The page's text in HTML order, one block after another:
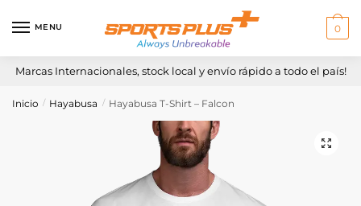
MENU 0
Marcas Internacionales, stock local y envío rápido a todo el país!
Inicio / Hayabusa / Hayabusa T-Shirt – Falcon